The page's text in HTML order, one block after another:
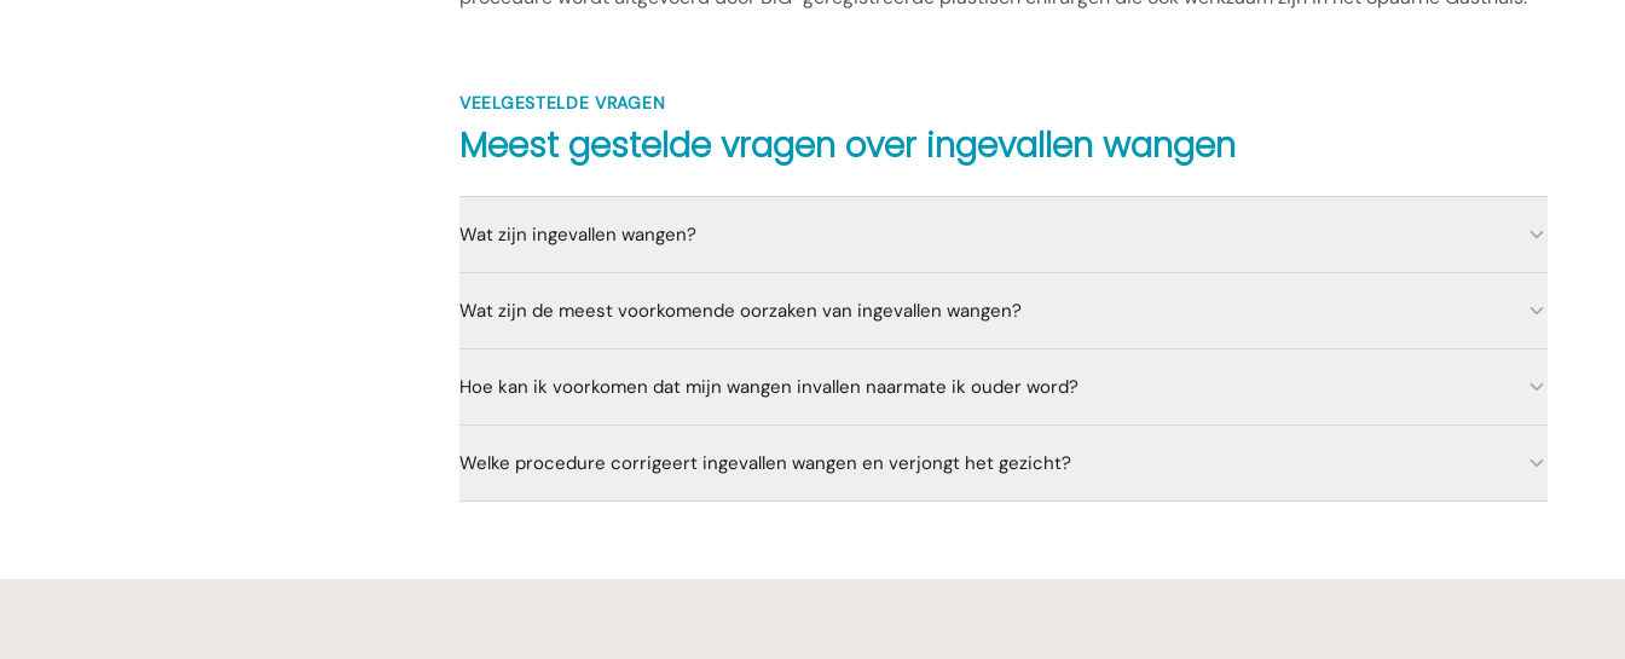
VEELGESTELDE VRAGEN
Meest gestelde vragen over ingevallen wangen
Wat zijn ingevallen wangen?
Wat zijn de meest voorkomende oorzaken van ingevallen wangen?
Hoe kan ik voorkomen dat mijn wangen invallen naarmate ik ouder word?
Welke procedure corrigeert ingevallen wangen en verjongt het gezicht?